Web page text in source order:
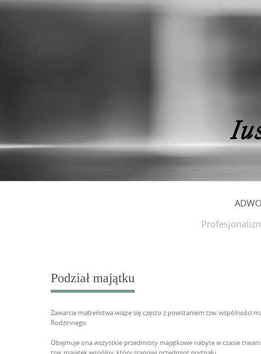
Podział majątku
Zawarcie małżeństwa wiąże się często z powstaniem tzw. wspólności
Rodzinnego.
Obejmuje ona wszystkie przedmioty majątkowe nabyte w czasie